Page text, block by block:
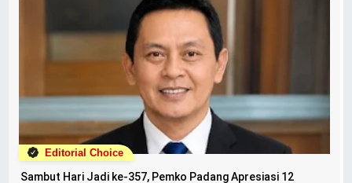
Editorial Choice
Sambut Hari Jadi ke-357, Pemko Padang Apresiasi 12